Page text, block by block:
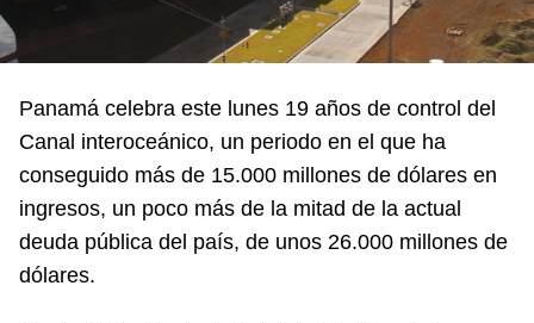
Panamá celebra este lunes 19 años de control del
Canal interoceánico, un periodo en el que ha
conseguido más de 15.000 millones de dólares en
ingresos, un poco más de la mitad de la actual
deuda pública del país, de unos 26.000 millones de
dólares.